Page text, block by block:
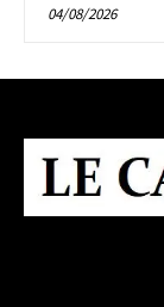
04/08/2026